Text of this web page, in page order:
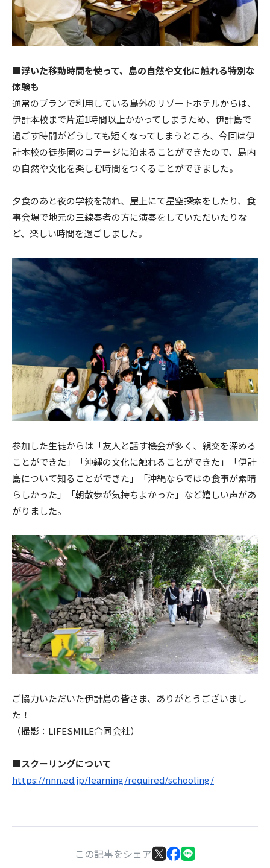
■浮いた移動時間を使って、島の自然や文化に触れる特別な
体験も
通常のプランで利用している島外のリゾートホテルからは、
伊計本校まで片道1時間以上かかってしまうため、伊計島で
過ごす時間がどうしても短くなってしまうところ、今回は伊
計本校の徒歩圏のコテージに泊まることができたので、島内
の自然や文化を楽しむ時間をつくることができました。
夕食のあと夜の学校を訪れ、屋上にて星空探索をしたり、食
事会場で地元の三線奏者の方に演奏をしていただいたりな
ど、楽しい時間を過ごしました。
参加した生徒からは「友人と話す機会が多く、親交を深める
ことができた」「沖縄の文化に触れることができた」「伊計
島について知ることができた」「沖縄ならではの食事が素晴
らしかった」「朝散歩が気持ちよかった」など嬉しい声があ
がりました。
ご協力いただいた伊計島の皆さま、ありがとうございまし
た！
（撮影：LIFESMILE合同会社）
■スクーリングについて
https://nnn.ed.jp/learning/required/schooling/
この記事をシェア